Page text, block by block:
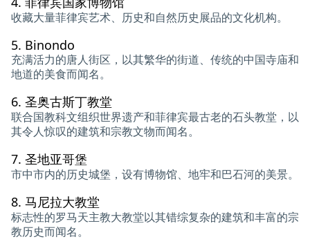
收藏大量菲律宾艺术、历史和自然历史展品的文化机构。
5. Binondo
充满活力的唐人街区，以其繁华的街道、传统的中国寺庙和
地道的美食而闻名。
6. 圣奥古斯丁教堂
联合国教科文组织世界遗产和菲律宾最古老的石头教堂，以
其令人惊叹的建筑和宗教文物而闻名。
7. 圣地亚哥堡
市中市内的历史城堡，设有博物馆、地牢和巴石河的美景。
8. 马尼拉大教堂
标志性的罗马天主教大教堂以其错综复杂的建筑和丰富的宗
教历史而闻名。